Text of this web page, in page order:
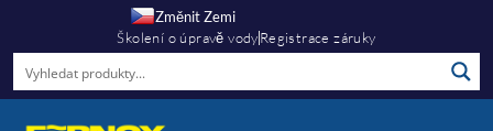
Změnit Zemi
Školení o úpravě vodyRegistrace záruky